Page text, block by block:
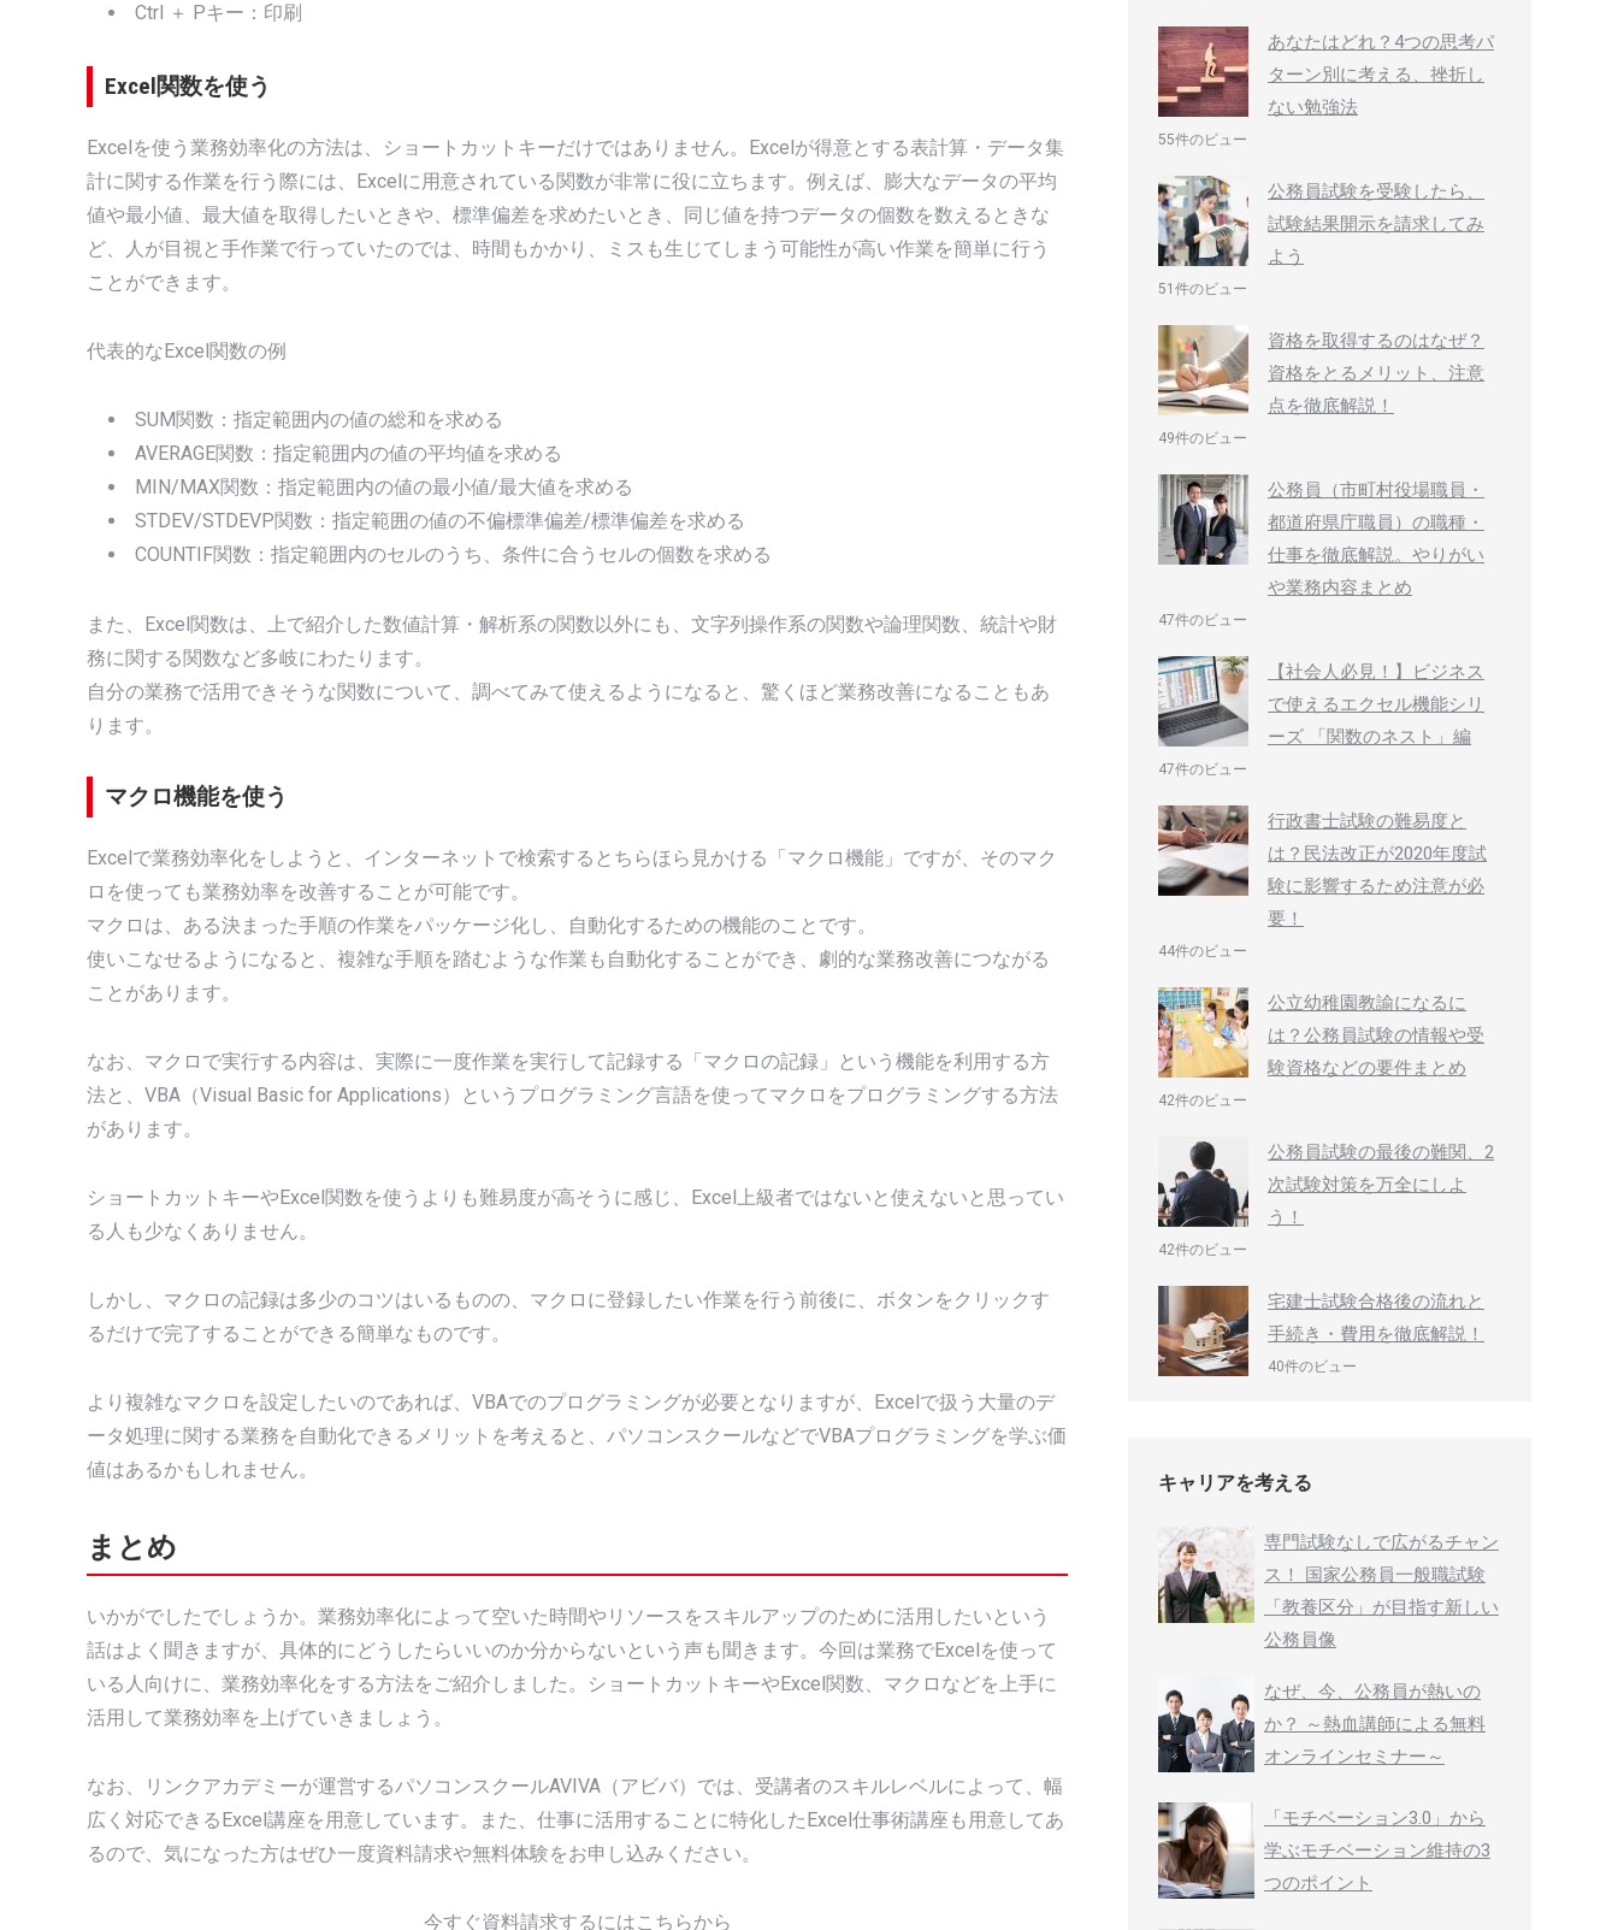
Ctrl ＋ Pキー：印刷
Excel関数を使う
Excelを使う業務効率化の方法は、ショートカットキーだけではありません。Excelが得意とする表計算・データ集
計に関する作業を行う際には、Excelに用意されている関数が非常に役に立ちます。例えば、膨大なデータの平均
値や最小値、最大値を取得したいときや、標準偏差を求めたいとき、同じ値を持つデータの個数を数えるときな
ど、人が目視と手作業で行っていたのでは、時間もかかり、ミスも生じてしまう可能性が高い作業を簡単に行う
ことができます。
代表的なExcel関数の例
SUM関数：指定範囲内の値の総和を求める
AVERAGE関数：指定範囲内の値の平均値を求める
MIN/MAX関数：指定範囲内の値の最小値/最大値を求める
STDEV/STDEVP関数：指定範囲の値の不偏標準偏差/標準偏差を求める
COUNTIF関数：指定範囲内のセルのうち、条件に合うセルの個数を求める
また、Excel関数は、上で紹介した数値計算・解析系の関数以外にも、文字列操作系の関数や論理関数、統計や財
務に関する関数など多岐にわたります。
自分の業務で活用できそうな関数について、調べてみて使えるようになると、驚くほど業務改善になることもあ
ります。
マクロ機能を使う
Excelで業務効率化をしようと、インターネットで検索するとちらほら見かける「マクロ機能」ですが、そのマク
ロを使っても業務効率を改善することが可能です。
マクロは、ある決まった手順の作業をパッケージ化し、自動化するための機能のことです。
使いこなせるようになると、複雑な手順を踏むような作業も自動化することができ、劇的な業務改善につながる
ことがあります。
なお、マクロで実行する内容は、実際に一度作業を実行して記録する「マクロの記録」という機能を利用する方
法と、VBA（Visual Basic for Applications）というプログラミング言語を使ってマクロをプログラミングする方法
があります。
ショートカットキーやExcel関数を使うよりも難易度が高そうに感じ、Excel上級者ではないと使えないと思ってい
る人も少なくありません。
しかし、マクロの記録は多少のコツはいるものの、マクロに登録したい作業を行う前後に、ボタンをクリックす
るだけで完了することができる簡単なものです。
より複雑なマクロを設定したいのであれば、VBAでのプログラミングが必要となりますが、Excelで扱う大量のデ
ータ処理に関する業務を自動化できるメリットを考えると、パソコンスクールなどでVBAプログラミングを学ぶ価
値はあるかもしれません。
まとめ
いかがでしたでしょうか。業務効率化によって空いた時間やリソースをスキルアップのために活用したいという
話はよく聞きますが、具体的にどうしたらいいのか分からないという声も聞きます。今回は業務でExcelを使って
いる人向けに、業務効率化をする方法をご紹介しました。ショートカットキーやExcel関数、マクロなどを上手に
活用して業務効率を上げていきましょう。
なお、リンクアカデミーが運営するパソコンスクールAVIVA（アビバ）では、受講者のスキルレベルによって、幅
広く対応できるExcel講座を用意しています。また、仕事に活用することに特化したExcel仕事術講座も用意してあ
るので、気になった方はぜひ一度資料請求や無料体験をお申し込みください。
今すぐ資料請求するにはこちらから
あなたはどれ？4つの思考パ
ターン別に考える、挫折し
ない勉強法
55件のビュー
公務員試験を受験したら、
試験結果開示を請求してみ
よう
51件のビュー
資格を取得するのはなぜ？
資格をとるメリット、注意
点を徹底解説！
49件のビュー
公務員（市町村役場職員・
都道府県庁職員）の職種・
仕事を徹底解説。やりがい
や業務内容まとめ
47件のビュー
【社会人必見！】ビジネス
で使えるエクセル機能シリ
ーズ 「関数のネスト」編
47件のビュー
行政書士試験の難易度と
は？民法改正が2020年度試
験に影響するため注意が必
要！
44件のビュー
公立幼稚園教諭になるに
は？公務員試験の情報や受
験資格などの要件まとめ
42件のビュー
公務員試験の最後の難関、2
次試験対策を万全にしよ
う！
42件のビュー
宅建士試験合格後の流れと
手続き・費用を徹底解説！
40件のビュー
キャリアを考える
専門試験なしで広がるチャン
ス！ 国家公務員一般職試験
「教養区分」が目指す新しい
公務員像
なぜ、今、公務員が熱いの
か？ ～熱血講師による無料
オンラインセミナー～
「モチベーション3.0」から
学ぶモチベーション維持の3
つのポイント